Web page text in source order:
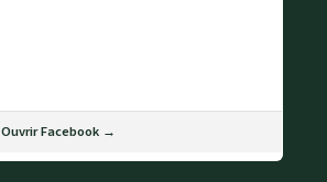
Ouvrir Facebook →